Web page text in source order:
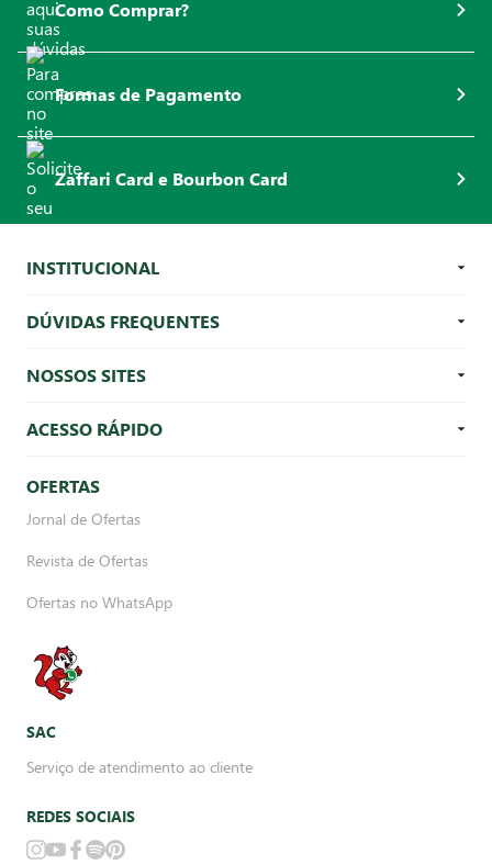
Como Comprar?
Formas de Pagamento
Zaffari Card e Bourbon Card
INSTITUCIONAL
DÚVIDAS FREQUENTES
NOSSOS SITES
ACESSO RÁPIDO
OFERTAS
Jornal de Ofertas
Revista de Ofertas
Ofertas no WhatsApp
SAC
Serviço de atendimento ao cliente
REDES SOCIAIS